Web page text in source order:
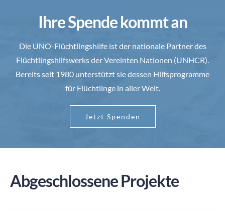
Ihre Spende kommt an
Die UNO-Flüchtlingshilfe ist der nationale Partner des
Flüchtlingshilfswerks der Vereinten Nationen (UNHCR).
Bereits seit 1980 unterstützt sie dessen Hilfsprogramme
für Flüchtlinge in aller Welt.
Jetzt Spenden
Abgeschlossene Projekte